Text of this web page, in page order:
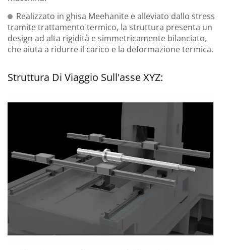
Realizzato in ghisa Meehanite e alleviato dallo stress
tramite trattamento termico, la struttura presenta un
design ad alta rigidità e simmetricamente bilanciato,
che aiuta a ridurre il carico e la deformazione termica.
Struttura Di Viaggio Sull'asse XYZ: